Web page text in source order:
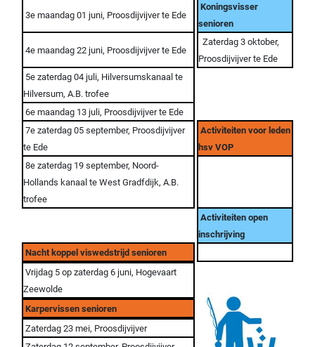
3e maandag 01 juni, Proosdijvijver te Ede
Koningsvisser
senioren
4e maandag 22 juni, Proosdijvijver te Ede
Zaterdag 3 oktober,
Proosdijvijver te Ede
5e zaterdag 04 juli, Hilversumskanaal te
Hilversum, A.B. trofee
6e maandag 13 juli, Proosdijvijver te Ede
7e zaterdag 05 september, Proosdijvijver
te Ede
Activiteiten voor leden
hsv VOP
8e zaterdag 19 september, Noord-
Hollands kanaal te West Gradfdijk, A.B.
trofee
Activiteiten open
inschrijving
Nacht koppel viswedstrijd senioren
Vrijdag 5 op zaterdag 6 juni, Hogevaart
Zeewolde
Karpervissen senioren
Zaterdag 23 mei, Proosdijvijver